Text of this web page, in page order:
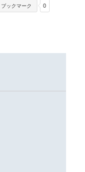
0
ブックマーク